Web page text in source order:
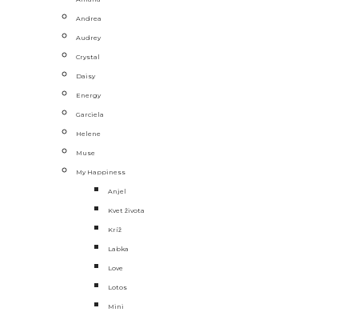
Andrea
Audrey
Crystal
Daisy
Energy
Garciela
Helene
Muse
My Happiness
Anjel
Kvet života
Kríž
Labka
Love
Lotos
Mini